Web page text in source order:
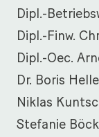
Dipl.-
Dipl.-Finw.
Dipl.-Oec.
Dr. Boris
Niklas
Stefanie